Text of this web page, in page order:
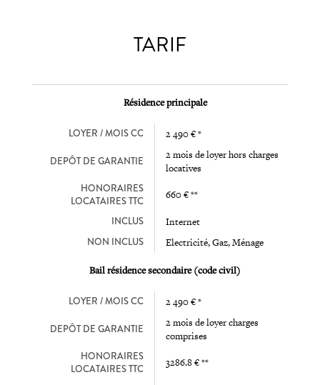
TARIF
Résidence principale
LOYER / MOIS CC 2 490 € *
DEPÔT DE GARANTIE
2 mois de loyer hors charges
locatives
HONORAIRES
LOCATAIRES TTC
660 € **
INCLUS Internet
NON INCLUS Electricité, Gaz, Ménage
Bail résidence secondaire (code civil)
LOYER / MOIS CC 2 490 € *
DEPÔT DE GARANTIE
2 mois de loyer charges
comprises
HONORAIRES
LOCATAIRES TTC
3286.8 € **